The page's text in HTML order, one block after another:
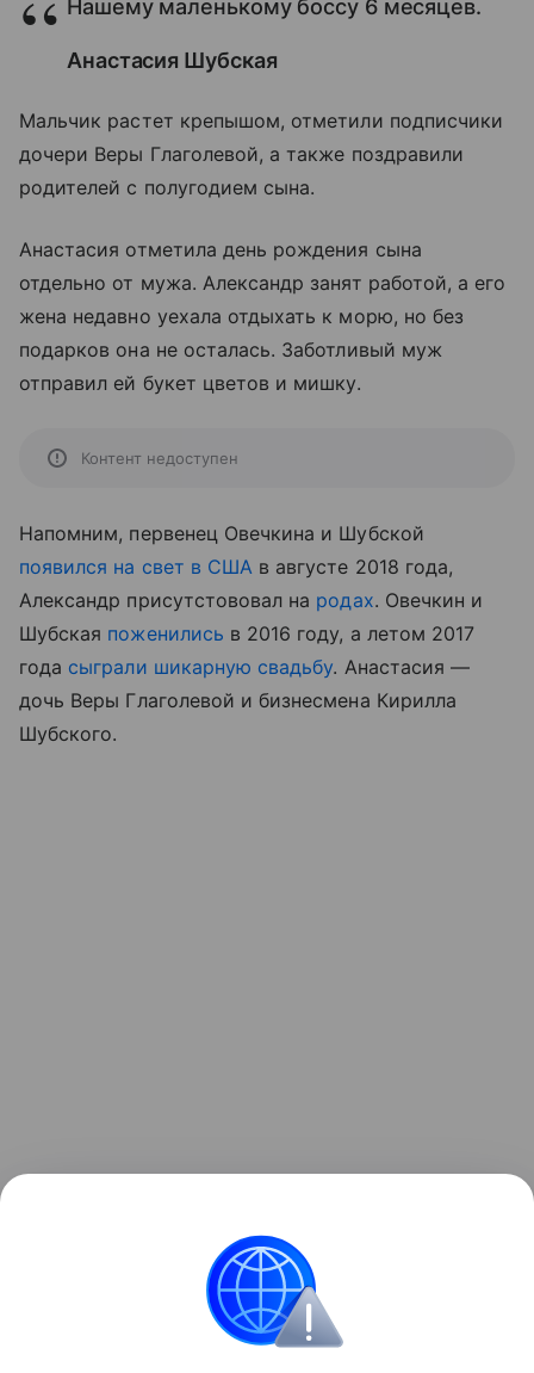
Нашему маленькому боссу 6 месяцев.
Анастасия Шубская
Мальчик растет крепышом, отметили подписчики
дочери Веры Глаголевой, а также поздравили
родителей с полугодием сына.
Анастасия отметила день рождения сына
отдельно от мужа. Александр занят работой, а его
жена недавно уехала отдыхать к морю, но без
подарков она не осталась. Заботливый муж
отправил ей букет цветов и мишку.
Контент недоступен
Напомним, первенец Овечкина и Шубской
появился на свет в США в августе 2018 года,
Александр присутстововал на родах. Овечкин и
Шубская поженились в 2016 году, а летом 2017
года сыграли шикарную свадьбу. Анастасия —
дочь Веры Глаголевой и бизнесмена Кирилла
Шубского.
8 способов оригинально
отметить детский день рождения
День рождения